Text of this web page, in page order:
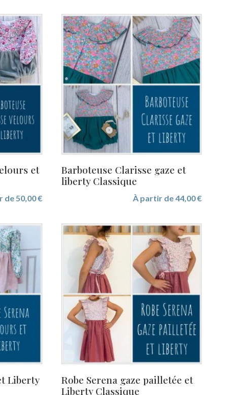
et
de50,00€
Barboteuse Clarisse gaze et
liberty Classique
À partir de44,00€
Liberty
Robe Serena gaze pailletée et
Liberty Classique